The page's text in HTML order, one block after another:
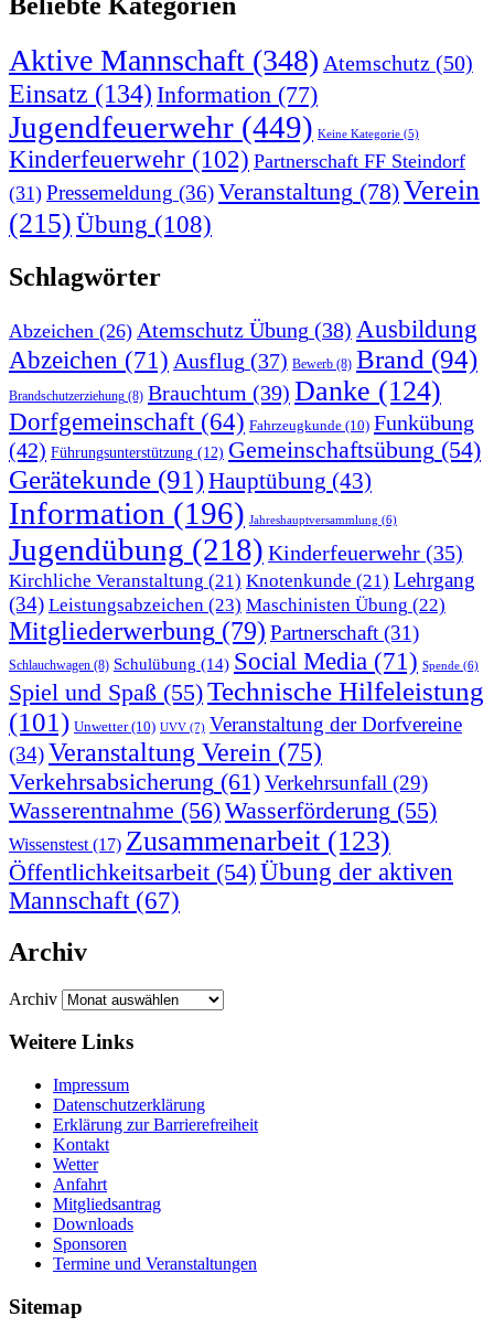
Aktive Mannschaft (348) Atemschutz (50)
Einsatz (134) Information (77)
Jugendfeuerwehr (449) Keine Kategorie (5)
Kinderfeuerwehr (102) Partnerschaft FF Steindorf
(31) Pressemeldung (36)Veranstaltung (78)Verein
(215)Übung (108)
Schlagwörter
Abzeichen (26) Atemschutz Übung (38) Ausbildung
Abzeichen (71) Ausflug (37) Bewerb (8) Brand (94)
Brandschutzerziehung (8) Brauchtum (39) Danke (124)
Dorfgemeinschaft (64) Fahrzeugkunde (10) Funkübung
(42) Führungsunterstützung (12) Gemeinschaftsübung (54)
Gerätekunde (91)Hauptübung (43)
Information (196) Jahreshauptversammlung (6)
Jugendübung (218) Kinderfeuerwehr (35)
Kirchliche Veranstaltung (21) Knotenkunde (21) Lehrgang
(34) Leistungsabzeichen (23) Maschinisten Übung (22)
Mitgliederwerbung (79) Partnerschaft (31)
Schlauchwagen (8) Schulübung (14) Social Media (71) Spende (6)
Spiel und Spaß (55)Technische Hilfeleistung
(101) Unwetter(10) UVV (7) Veranstaltung der Dorfvereine
(34)Veranstaltung Verein (75)
Verkehrsabsicherung (61)Verkehrsunfall (29)
Wasserentnahme (56)Wasserförderung (55)
Wissenstest (17) Zusammenarbeit (123)
Öffentlichkeitsarbeit (54)Übung der aktiven
Mannschaft (67)
Archiv
Archiv
Weitere Links
Impressum
Datenschutzerklärung
Erklärung zur Barriere­frei­heit
Kontakt
Wetter
Anfahrt
Mitgliedsantrag
Downloads
Sponsoren
Termine und Veranstaltungen
Sitemap